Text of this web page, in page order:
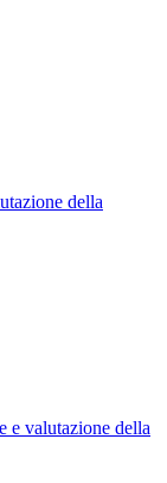
della
e valutazione della